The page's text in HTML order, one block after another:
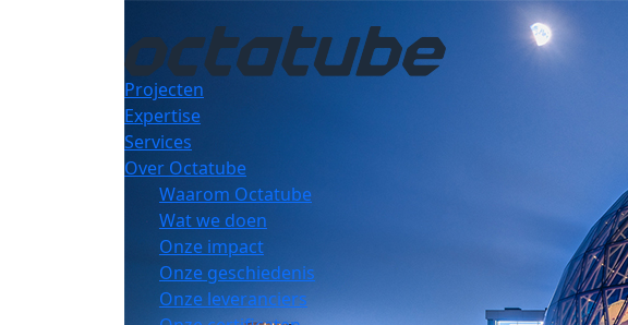
Projecten
Expertise
Services
Over Octatube
Waarom Octatube
Wat we doen
Onze impact
Onze geschiedenis
Onze leveranciers